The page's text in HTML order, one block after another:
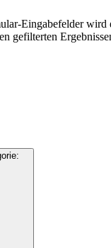
Eingabefelder wird
gefilterten
: